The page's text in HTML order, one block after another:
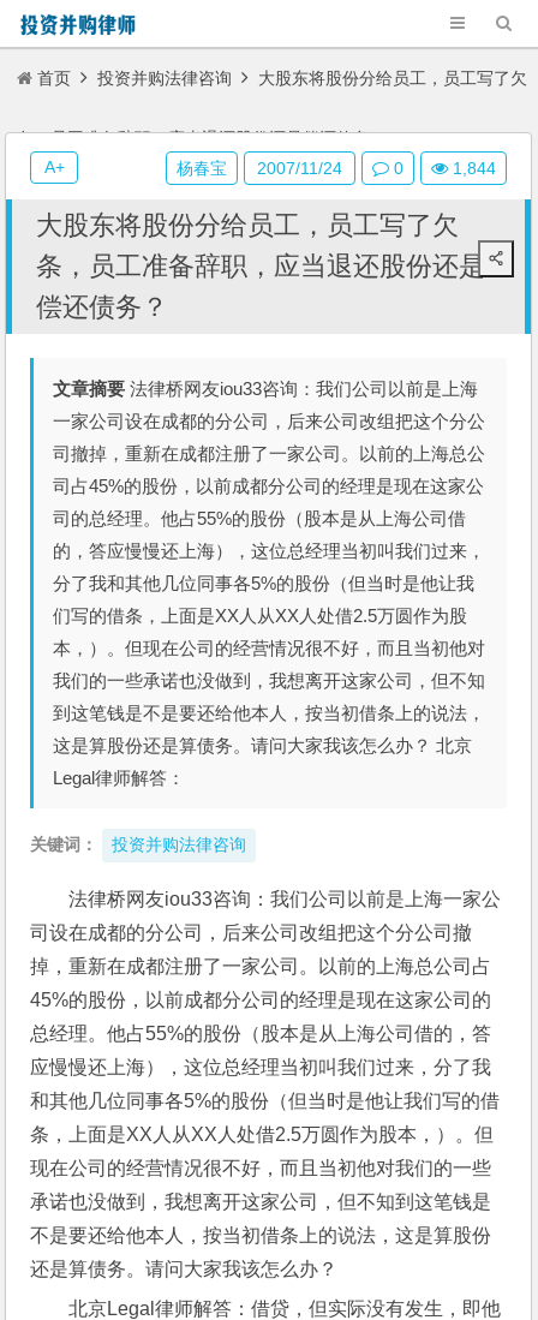
首页 投资并购法律咨询 大股东将股份分给员工，员工写了欠
条，员工准备辞职，应当退还股份还是偿还债务？
大股东将股份分给员工，员工写了欠
条，员工准备辞职，应当退还股份还是
偿还债务？
文章摘要 法律桥网友iou33咨询：我们公司以前是上海
一家公司设在成都的分公司，后来公司改组把这个分公
司撤掉，重新在成都注册了一家公司。以前的上海总公
司占45%的股份，以前成都分公司的经理是现在这家公
司的总经理。他占55%的股份（股本是从上海公司借
的，答应慢慢还上海），这位总经理当初叫我们过来，
分了我和其他几位同事各5%的股份（但当时是他让我
们写的借条，上面是XX人从XX人处借2.5万圆作为股
本，）。但现在公司的经营情况很不好，而且当初他对
我们的一些承诺也没做到，我想离开这家公司，但不知
到这笔钱是不是要还给他本人，按当初借条上的说法，
这是算股份还是算债务。请问大家我该怎么办？ 北京
Legal律师解答：
关键词： 投资并购法律咨询
法律桥网友iou33咨询：我们公司以前是上海一家公
司设在成都的分公司，后来公司改组把这个分公司撤
掉，重新在成都注册了一家公司。以前的上海总公司占
45%的股份，以前成都分公司的经理是现在这家公司的
总经理。他占55%的股份（股本是从上海公司借的，答
应慢慢还上海），这位总经理当初叫我们过来，分了我
和其他几位同事各5%的股份（但当时是他让我们写的借
条，上面是XX人从XX人处借2.5万圆作为股本，）。但
现在公司的经营情况很不好，而且当初他对我们的一些
承诺也没做到，我想离开这家公司，但不知到这笔钱是
不是要还给他本人，按当初借条上的说法，这是算股份
还是算债务。请问大家我该怎么办？
北京Legal律师解答：借贷，但实际没有发生，即他
杨春宝 2007/11/24 0 1,844
A+